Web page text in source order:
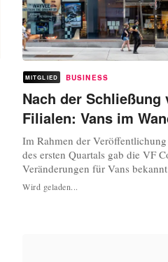
MITGLIED BUSINESS
Nach der Schließung
Filialen: Vans im
Im Rahmen der Veröffentlichung
des ersten Quartals gab die VF
Veränderungen für Vans
die Schuhmarke einen
Prozent verzeichnet. Trotzdem
Wird geladen...